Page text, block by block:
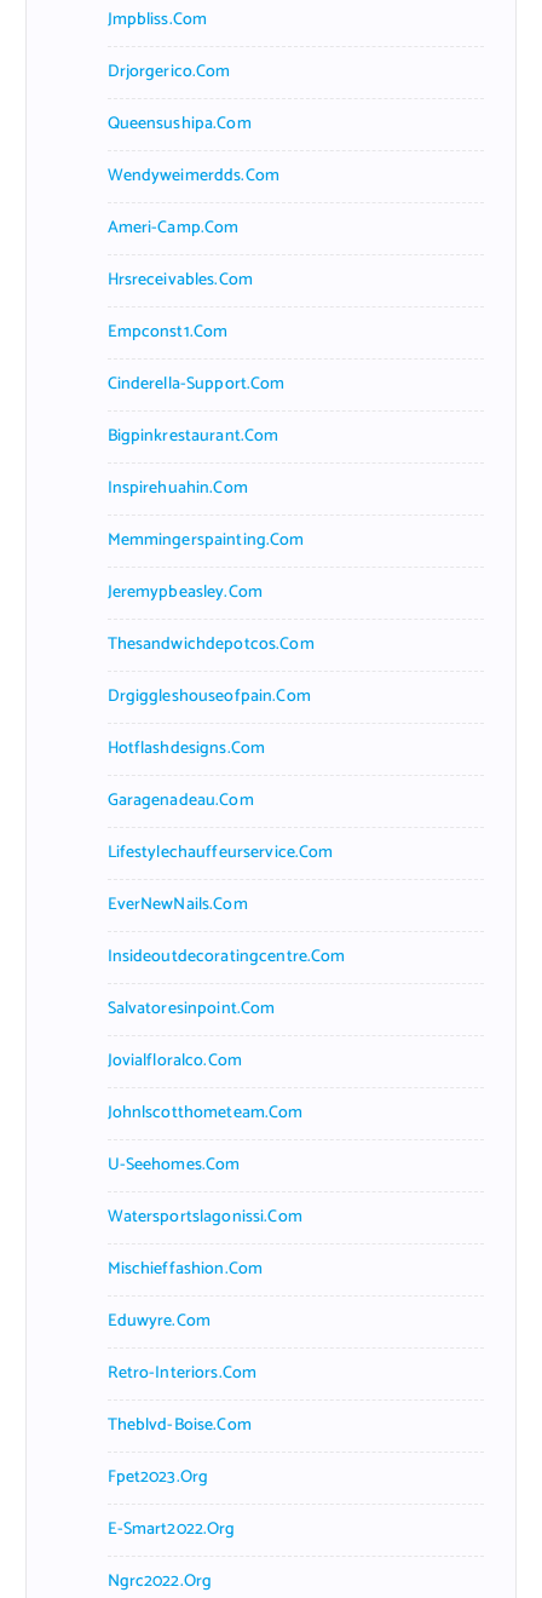
Jmpbliss.com
Drjorgerico.com
Queensushipa.com
Wendyweimerdds.com
Ameri-Camp.com
Hrsreceivables.com
Empconst1.com
Cinderella-Support.com
Bigpinkrestaurant.com
Inspirehuahin.com
Memmingerspainting.com
Jeremypbeasley.com
Thesandwichdepotcos.com
Drgiggleshouseofpain.com
Hotflashdesigns.com
Garagenadeau.com
Lifestylechauffeurservice.com
EverNewNails.com
Insideoutdecoratingcentre.com
Salvatoresinpoint.com
Jovialfloralco.com
Johnlscotthometeam.com
U-Seehomes.com
Watersportslagonissi.com
Mischieffashion.com
Eduwyre.com
Retro-Interiors.com
Theblvd-Boise.com
Fpet2023.org
E-Smart2022.org
Ngrc2022.org